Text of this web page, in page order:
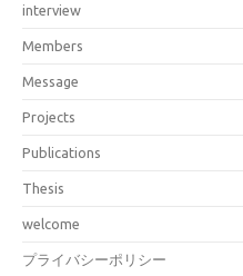
interview
Members
Message
Projects
Publications
Thesis
welcome
プライバシーポリシー